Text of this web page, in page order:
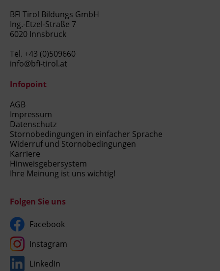
BFI Tirol Bildungs GmbH
Ing.-Etzel-Straße 7
6020 Innsbruck
Tel. +43 (0)509660
info@bfi-tirol.at
Infopoint
AGB
Impressum
Datenschutz
Stornobedingungen in einfacher Sprache
Widerruf und Stornobedingungen
Karriere
Hinweisgebersystem
Ihre Meinung ist uns wichtig!
Folgen Sie uns
Facebook
Instagram
LinkedIn